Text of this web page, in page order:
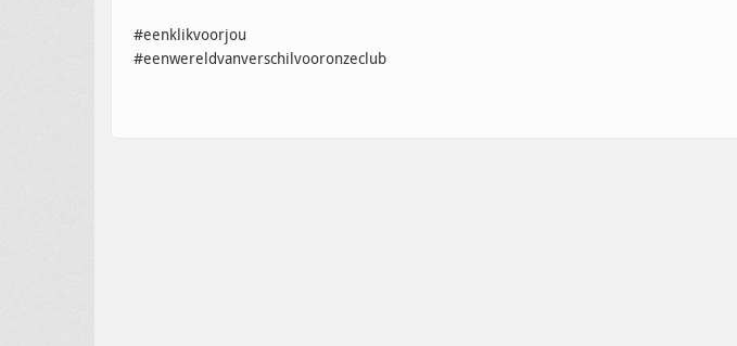
#eenklikvoorjou
#eenwereldvanverschilvooronzeclub